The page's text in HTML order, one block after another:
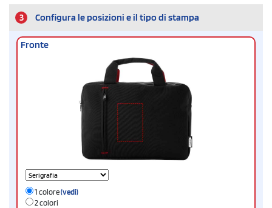
3 Configura le posizioni e il tipo di stampa
Fronte
1 colore(vedi)
2 colori